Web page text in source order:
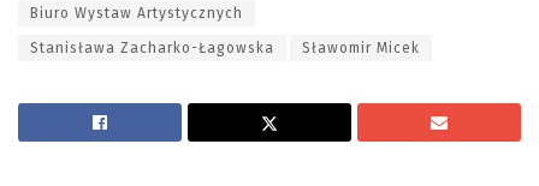
Biuro Wystaw Artystycznych
Stanisława Zacharko-Łagowska Sławomir Micek